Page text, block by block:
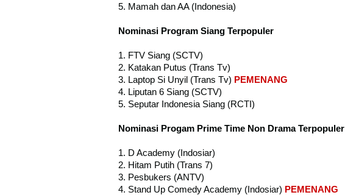
5. Mamah dan AA (Indonesia)
Nominasi Program Siang Terpopuler
1. FTV Siang (SCTV)
2. Katakan Putus (Trans Tv)
3. Laptop Si Unyil (Trans Tv) PEMENANG
4. Liputan 6 Siang (SCTV)
5. Seputar Indonesia Siang (RCTI)
Nominasi Progam Prime Time Non Drama Terpopuler
1. D Academy (Indosiar)
2. Hitam Putih (Trans 7)
3. Pesbukers (ANTV)
4. Stand Up Comedy Academy (Indosiar) PEMENANG